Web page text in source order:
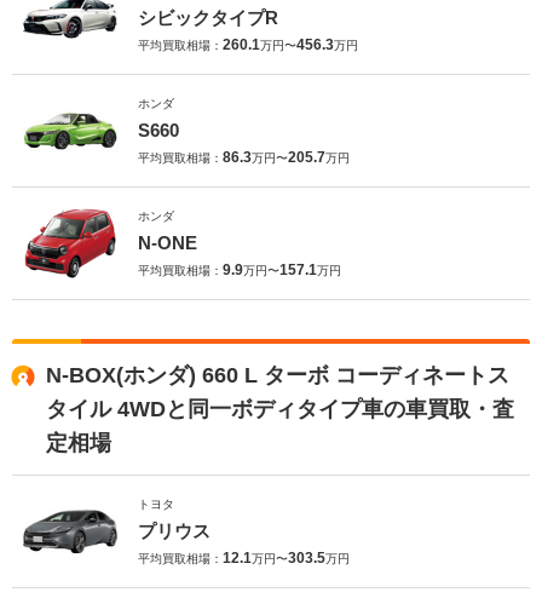
シビックタイプR
平均買取相場： 260.1万円〜456.3万円
ホンダ
S660
平均買取相場： 86.3万円〜205.7万円
ホンダ
N-ONE
平均買取相場： 9.9万円〜157.1万円
N-BOX(ホンダ) 660 L ターボ コーディネートス
タイル 4WDと同一ボディタイプ車の車買取・査
定相場
トヨタ
プリウス
平均買取相場： 12.1万円〜303.5万円